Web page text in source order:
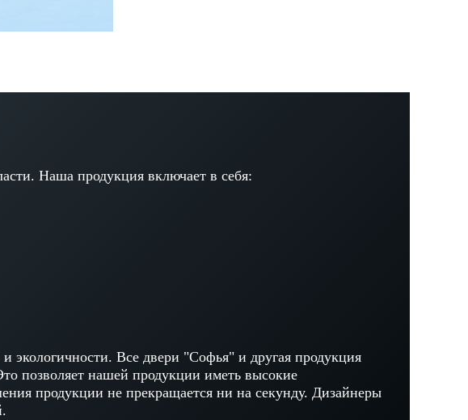
Наша продукция включает в себя:
экологичности. Все двери "Софья" и другая продукция
позволяет нашей продукции иметь высокие
продукции не прекращается ни на секунду. Дизайнеры